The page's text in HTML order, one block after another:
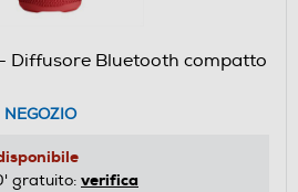
Diffusore Bluetooth compatto
gratuito: verifica